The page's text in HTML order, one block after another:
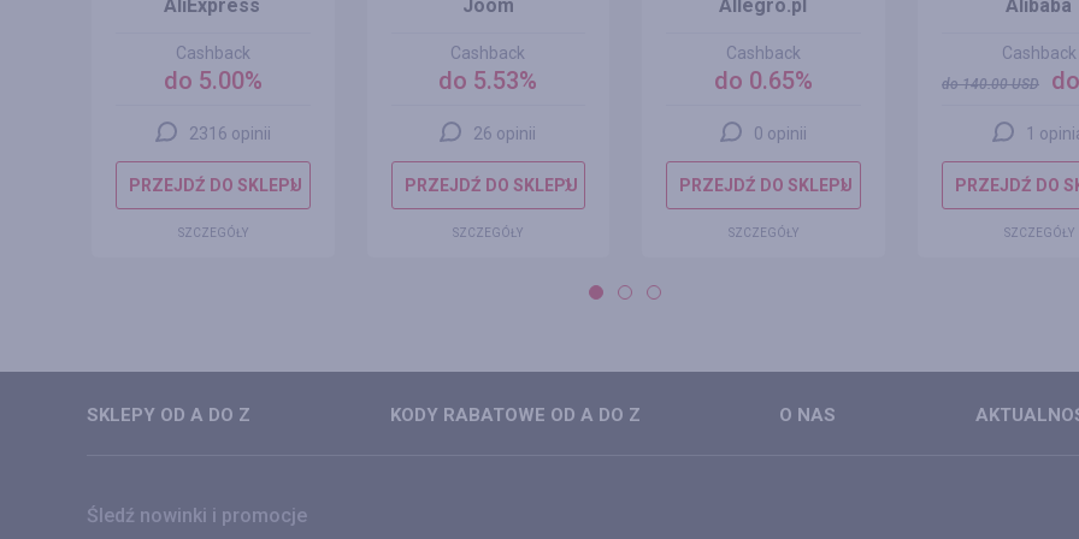
AliExpress
Cashback
do 5.00%
2316 opinii
PRZEJDŹ DO SKLEPU
SZCZEGÓŁY
Joom
Cashback
do 5.53%
26 opinii
PRZEJDŹ DO SKLEPU
SZCZEGÓŁY
Allegro.pl
Cashback
do 0.65%
0 opinii
PRZEJDŹ DO SKLEPU
SZCZEGÓŁY
Alibaba
Cashback
do140.00USD
1
PRZEJDŹ DO
SZCZEGÓŁY
SKLEPY OD A DO Z KODY RABATOWE OD A DO Z O NAS
Śledź nowinki i promocje